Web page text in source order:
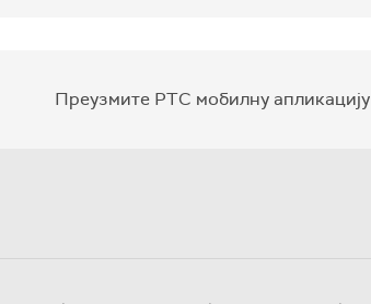
Преузмите РТС мобилну апликацију